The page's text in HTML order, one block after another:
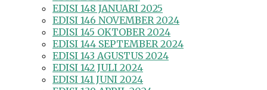
EDISI 148 JANUARI 2025
EDISI 146 NOVEMBER 2024
EDISI 145 OKTOBER 2024
EDISI 144 SEPTEMBER 2024
EDISI 143 AGUSTUS 2024
EDISI 142 JULI 2024
EDISI 141 JUNI 2024